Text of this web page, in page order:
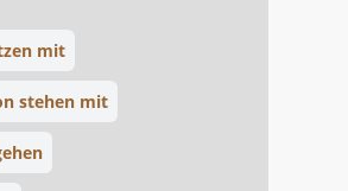
mit
stehen mit